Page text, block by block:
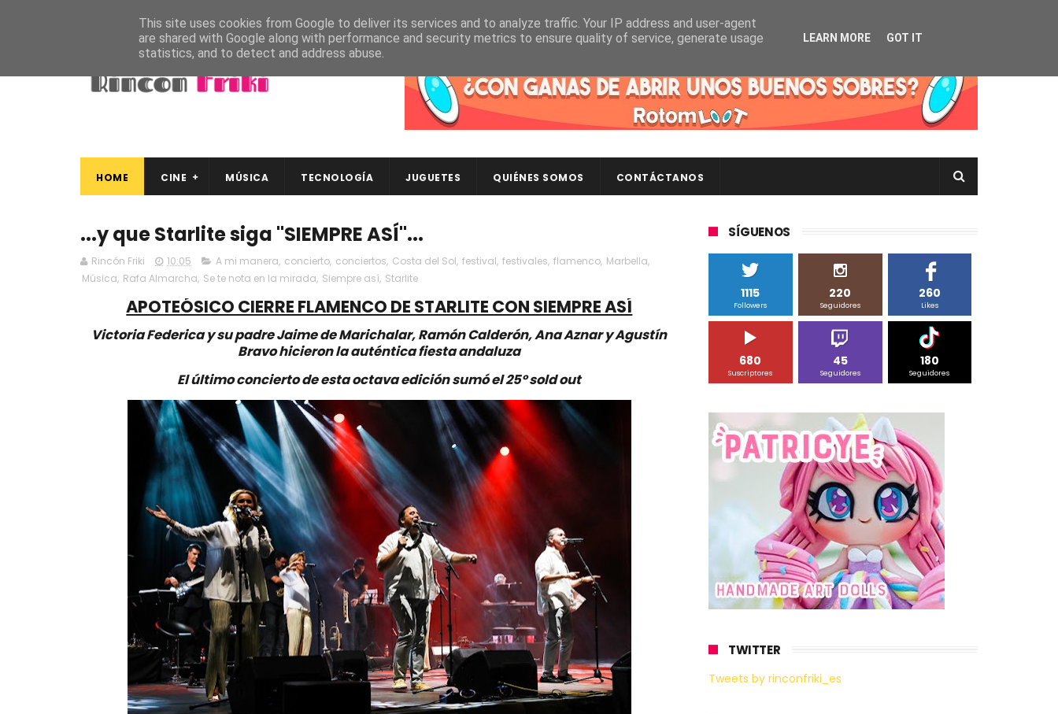
HOME CINE MÚSICA TECNOLOGÍA JUGUETES QUIÉNES SOMOS CONTÁCTANOS
...y que Starlite siga "SIEMPRE ASÍ"...
Rincón Friki 10:05 A mi manera, concierto, conciertos, Costa del Sol, festival, festivales, flamenco, Marbella,
Música, Rafa Almarcha, Se te nota en la mirada, Siempre así, Starlite
APOTEÓSICO CIERRE FLAMENCO DE STARLITE CON SIEMPRE ASÍ
Victoria Federica y su padre Jaime de Marichalar, Ramón Calderón, Ana Aznar y Agustín
Bravo hicieron la auténtica fiesta andaluza
El último concierto de esta octava edición sumó el 25º sold out
SÍGUENOS
1115
Followers
220
Seguidores
260
Likes
680
Suscriptores
45
Seguidores
180
Seguidores
TWITTER
Tweets by rinconfriki_es
This site uses cookies from Google to deliver its services and to analyze traffic. Your IP address and user-agent
are shared with Google along with performance and security metrics to ensure quality of service, generate usage
statistics, and to detect and address abuse.
LEARN MORE GOT IT